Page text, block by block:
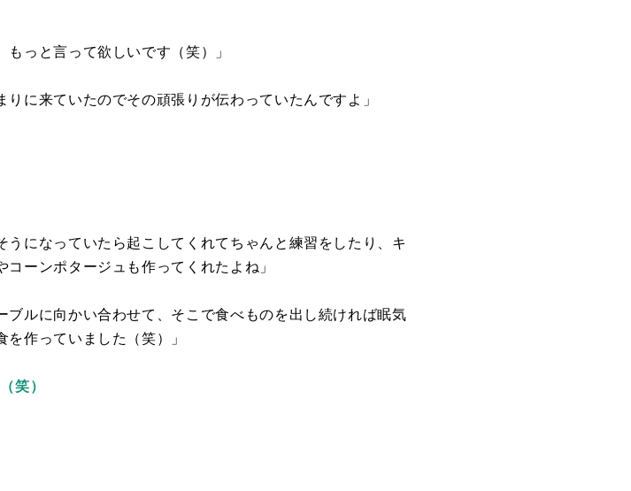
っと言って欲しいです（笑）」
に来ていたのでその頑張りが伝わっていたんですよ」
になっていたら起こしてくれてちゃんと練習をしたり、キ
ーンポタージュも作ってくれたよね」
ルに向かい合わせて、そこで食べものを出し続ければ眠気
作っていました（笑）」
笑）